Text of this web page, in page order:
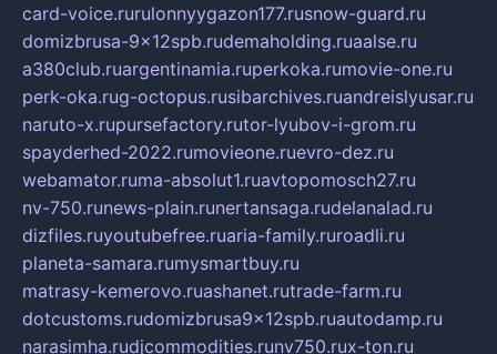
card-voice.rurulonnyygazon177.rusnow-guard.ru
domizbrusa-9x12spb.rudemaholding.ruaalse.ru
a380club.ruargentinamia.ruperkoka.rumovie-one.ru
perk-oka.rug-octopus.rusibarchives.ruandreislyusar.ru
naruto-x.rupursefactory.rutor-lyubov-i-grom.ru
spayderhed-2022.rumovieone.ruevro-dez.ru
webamator.ruma-absolut1.ruavtopomosch27.ru
nv-750.runews-plain.runertansaga.rudelanalad.ru
dizfiles.ruyoutubefree.ruaria-family.ruroadli.ru
planeta-samara.rumysmartbuy.ru
matrasy-kemerovo.ruashanet.rutrade-farm.ru
dotcustoms.rudomizbrusa9x12spb.ruautodamp.ru
narasimha.rudjcommodities.runv750.rux-ton.ru